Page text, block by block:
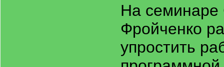
На
Фройченко
упростить